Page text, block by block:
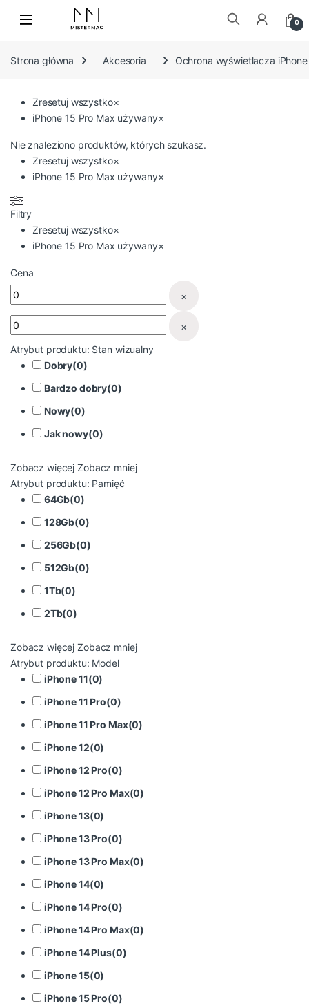
Skip to navigation
0
Strona główna
Akcesoria Ochrona wyświetlacza iPhone
Zresetuj wszystko×
iPhone 15 Pro Max używany×
Nie znaleziono produktów, których szukasz.
Zresetuj wszystko×
iPhone 15 Pro Max używany×
Filtry
Zresetuj wszystko×
iPhone 15 Pro Max używany×
Cena
×
×
Atrybut produktu: Stan wizualny
Dobry(0)
Bardzo dobry(0)
Nowy(0)
Jak nowy(0)
Zobacz więcej Zobacz mniej
Atrybut produktu: Pamięć
64Gb(0)
128Gb(0)
256Gb(0)
512Gb(0)
1Tb(0)
2Tb(0)
Zobacz więcej Zobacz mniej
Atrybut produktu: Model
iPhone 11(0)
iPhone 11 Pro(0)
iPhone 11 Pro Max(0)
iPhone 12(0)
iPhone 12 Pro(0)
iPhone 12 Pro Max(0)
iPhone 13(0)
iPhone 13 Pro(0)
iPhone 13 Pro Max(0)
iPhone 14(0)
iPhone 14 Pro(0)
iPhone 14 Pro Max(0)
iPhone 14 Plus(0)
iPhone 15(0)
iPhone 15 Pro(0)